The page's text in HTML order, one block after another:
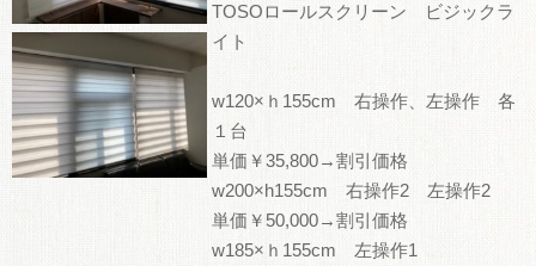
TOSOロールスクリーン ビジックラ
イト
w120×ｈ155cm 右操作、左操作 各
１台
単価￥35,800→割引価格
w200×h155cm 右操作2 左操作2
単価￥50,000→割引価格
w185×ｈ155cm 左操作1